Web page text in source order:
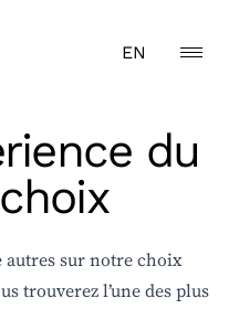
EN
du
sur notre choix
trouverez l’une des plus